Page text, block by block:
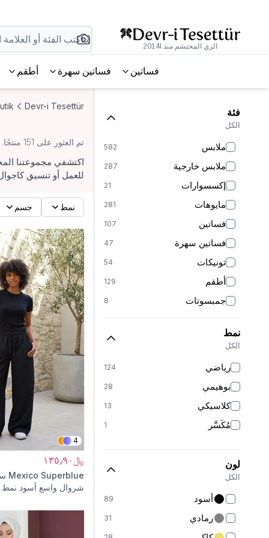
الزي المحتشم منذ 2014l
فساتين فساتين سهرة أطقم
فئة
الكل
ملابس 582
ملابس خارجية 287
إكسسوارات 21
مايوهات 281
فساتين 107
فساتين سهرة 47
تونيكات 54
أطقم 129
جمبسوتات 8
بناطيل 151
تنانير 19
126
معاطف طويلة
معاطف ترنش
كارديجانات
نمط
الكل
رياضي 124
بوهيمي 28
كلاسيكي 13
مُكَسَّر 1
لون
الكل
أسود 89
رمادي 31
Devr-i Tesettür
تم العثور على 151 منتجًا.
اكتشفي مجموعتنا
للعمل أو تنسيق
نمط جسم
4
﷼١٣٥٫٩٠
Mexico Superblue
شروال واسع أسود نمط